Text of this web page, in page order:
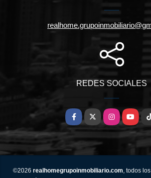
REDES SOCIALES
Facebook
X Instagram
©2026 realhomegrupoinmobiliario.com , todos